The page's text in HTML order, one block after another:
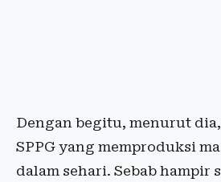
Dengan begitu, menurut
SPPG yang memproduksi
dalam sehari. Sebab hampir